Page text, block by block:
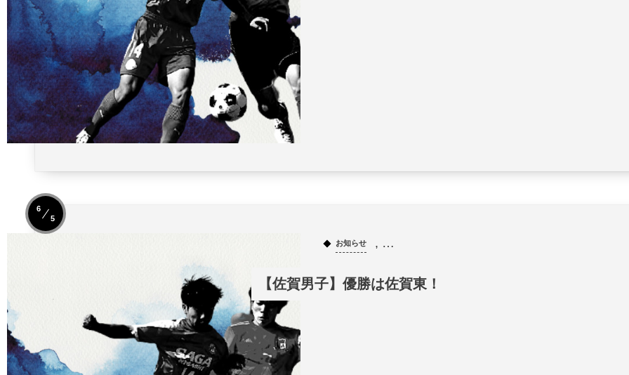
お知らせ , …
【佐賀男子】優勝は佐賀東！
6
5